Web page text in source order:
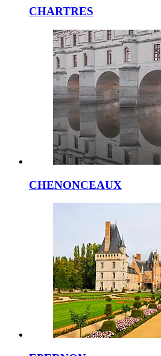
CHARTRES
CHENONCEAUX